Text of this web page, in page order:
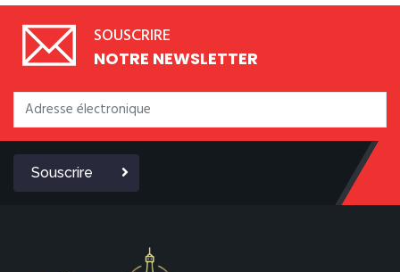
SOUSCRIRE
NOTRE NEWSLETTER
Souscrire